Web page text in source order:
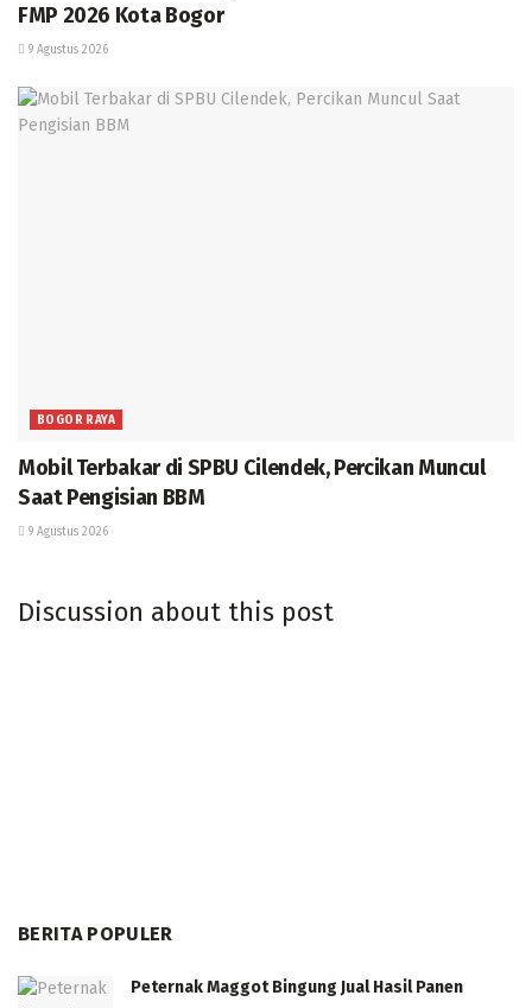
FMP 2026 Kota Bogor
9 Agustus 2026
BOGOR RAYA
Mobil Terbakar di SPBU Cilendek, Percikan Muncul
Saat Pengisian BBM
9 Agustus 2026
Discussion about this post
BERITA POPULER
Peternak Maggot Bingung Jual Hasil Panen